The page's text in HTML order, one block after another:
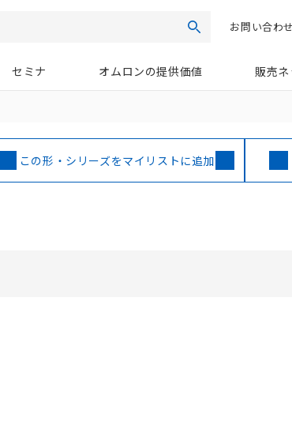
検索お問い合わせ
セミナ オムロンの提供価値 販売
この形・シリーズをマイリストに追加